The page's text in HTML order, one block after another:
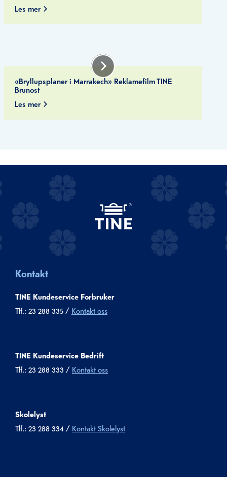
Les mer
«Bryllupsplaner i Marrakech» Reklamefilm TINE
Brunost
Les mer
Kontakt
TINE Kundeservice Forbruker
Tlf.: 23 288 335 / Kontakt oss
TINE Kundeservice Bedrift
Tlf.: 23 288 333 / Kontakt oss
Skolelyst
Tlf.: 23 288 334 / Kontakt Skolelyst